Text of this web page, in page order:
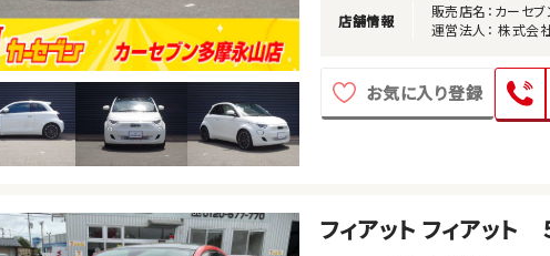
店舗情報
販売店名：カーセ
運営法人： 株式会
お気に入り登録
フィアット フィアット